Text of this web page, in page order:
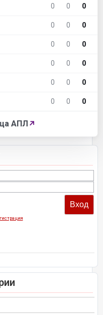
0 0 0
0 0 0
0 0 0
0 0 0
0 0 0
0 0 0
АПЛ ↗